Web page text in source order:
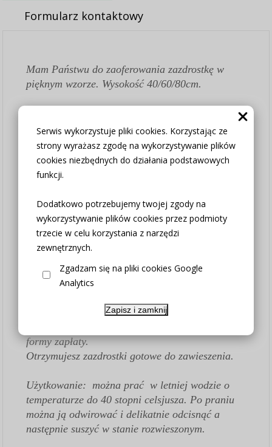
Serwis wykorzystuje pliki cookies. Korzystając ze
strony wyrażasz zgodę na wykorzystywanie plików
cookies niezbędnych do działania podstawowych
funkcji.
Dodatkowo potrzebujemy twojej zgody na
wykorzystywanie plików cookies przez podmioty
trzecie w celu korzystania z narzędzi
zewnętrznych.
Zgadzam się na pliki cookies Google
Analytics
Zapisz i zamknij
Formularz kontaktowy
Mam Państwu do zaoferowania zazdrostkę w
pięknym wzorze. Wysokość 40/60/80cm.
idealnie wpisze się we wnętrza w stylu
skandynawskim, loftowym czy nowoczesnym.
Jest wykonana z tkaniny naturalnej sable
wysokiej jakości.
kupując 3sztuki kupujesz 150cm, kupując
4sztuki kupujesz 200cm.....itp.
WYSOKOŚĆ do wyboru w opcjach produktu
Jeśli potrzebujesz podzielić zazdrostkę na różne
szerokości - Kup łącznie potrzebną ilość
WIADOMOŚCI DO SPRZEDAJĄCEGO -
formy zapłaty.
Otrzymujesz zazdrostki gotowe do zawieszenia.
Użytkowanie: można prać w letniej wodzie o
temperaturze do 40 stopni celsjusza. Po praniu
można ją odwirować i delikatnie odcisnąć a
następnie suszyć w stanie rozwieszonym.